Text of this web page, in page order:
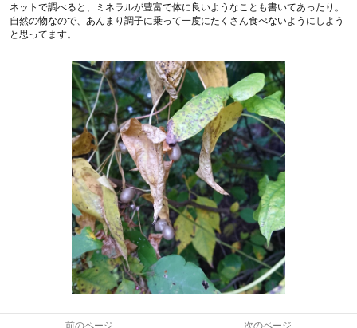
ネットで調べると、ミネラルが豊富で体に良いようなことも書いてあったり。
自然の物なので、あんまり調子に乗って一度にたくさん食べないようにしよう
と思ってます。
前のページ 次のページ